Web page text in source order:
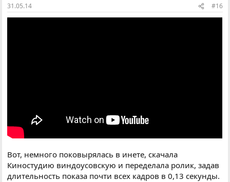
31.05.14 #16
Вот, немного поковырялась в инете, скачала
Киностудию виндоусовскую и переделала ролик, задав
длительность показа почти всех кадров в 0,13 секунды.